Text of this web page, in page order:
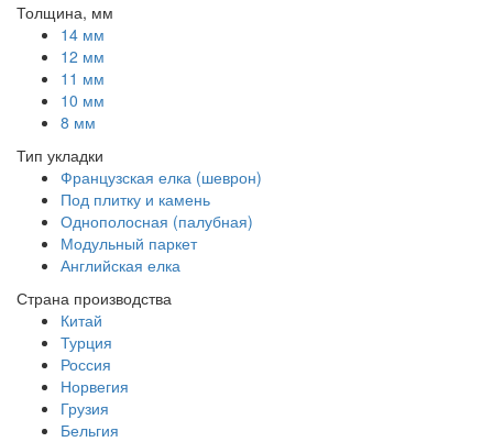
Толщина, мм
14 мм
12 мм
11 мм
10 мм
8 мм
Тип укладки
Французская елка (шеврон)
Под плитку и камень
Однополосная (палубная)
Модульный паркет
Английская елка
Страна производства
Китай
Турция
Россия
Норвегия
Грузия
Бельгия